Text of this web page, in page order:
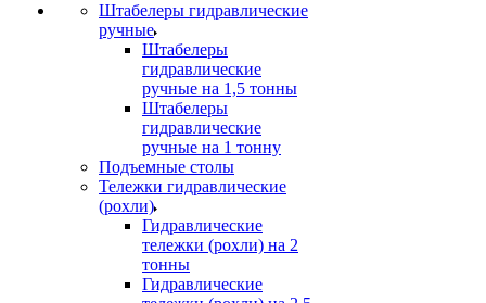
Штабелеры гидравлические
ручные
Штабелеры
гидравлические
ручные на 1,5 тонны
Штабелеры
гидравлические
ручные на 1 тонну
Подъемные столы
Тележки гидравлические
(рохли)
Гидравлические
тележки (рохли) на 2
тонны
Гидравлические